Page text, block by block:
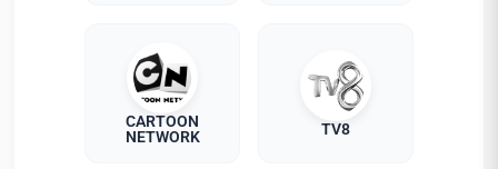
CARTOON
NETWORK
TV8